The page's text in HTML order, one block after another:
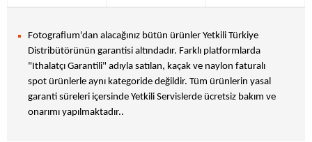
Fotografium'dan alacağınız bütün ürünler Yetkili Türkiye
Distribütörünün garantisi altındadır. Farklı platformlarda
"Ithalatçı Garantili" adıyla satılan, kaçak ve naylon faturalı
spot ürünlerle aynı kategoride değildir. Tüm ürünlerin yasal
garanti süreleri içersinde Yetkili Servislerde ücretsiz bakım ve
onarımı yapılmaktadır..